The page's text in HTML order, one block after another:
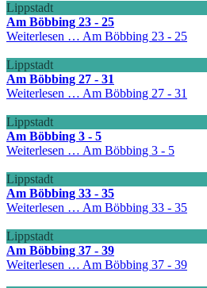
Lippstadt
Am Böbbing 23 - 25
Weiterlesen … Am Böbbing 23 - 25
Lippstadt
Am Böbbing 27 - 31
Weiterlesen … Am Böbbing 27 - 31
Lippstadt
Am Böbbing 3 - 5
Weiterlesen … Am Böbbing 3 - 5
Lippstadt
Am Böbbing 33 - 35
Weiterlesen … Am Böbbing 33 - 35
Lippstadt
Am Böbbing 37 - 39
Weiterlesen … Am Böbbing 37 - 39